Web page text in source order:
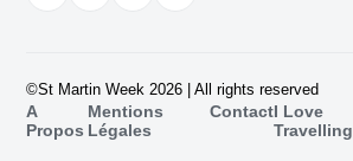
©St Martin Week 2026 | All rights reserved
A
Propos
Mentions
Légales
ContactI Love
Travelling